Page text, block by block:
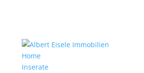
Home
Inserate